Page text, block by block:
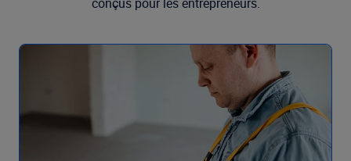
conçus pour les entrepreneurs.